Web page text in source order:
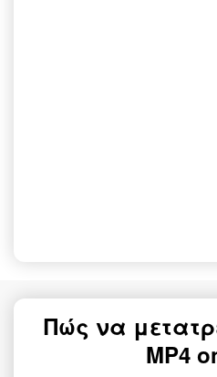
Πώς να
MP4